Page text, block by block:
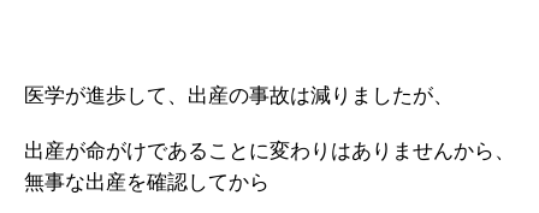
医学が進歩して、出産の事故は減りましたが、
出産が命がけであることに変わりはありませんから、
無事な出産を確認してから